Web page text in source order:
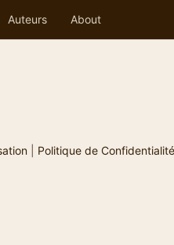
Auteurs About
| Politique de Confidentialité